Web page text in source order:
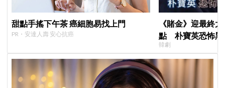
甜點手搖下午茶 癌細胞易找上門
PR・安達人壽 安心抗癌
《賭金》迎最終
點 朴寶英恐怖黑
韓劇